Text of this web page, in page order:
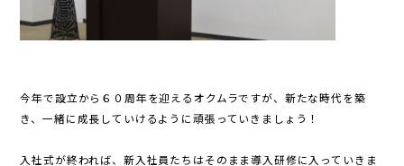
今年で設立から６０周年を迎えるオクムラですが、新たな時代を築
き、一緒に成長していけるように頑張っていきましょう！
入社式が終われば、新入社員たちはそのまま導入研修に入っていきま